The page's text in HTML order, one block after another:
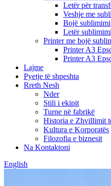
Letër për
Veshje me
Bojë sublimimi
Letër sublimimi
Printer me bojë
Printer A3
Printer A3
Lajme
Pyetje të shpeshta
Rreth Nesh
Nder
Stili i ekipit
Turne në fabrikë
Historia e Zhvillimit
Kultura e Korporatës
Filozofia e biznesit
Na Kontaktoni
English